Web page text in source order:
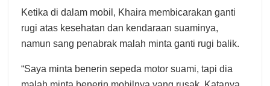
Ketika di dalam mobil, Khaira membicarakan ganti
rugi atas kesehatan dan kendaraan suaminya,
namun sang penabrak malah minta ganti rugi balik.
“Saya minta benerin sepeda motor suami, tapi dia